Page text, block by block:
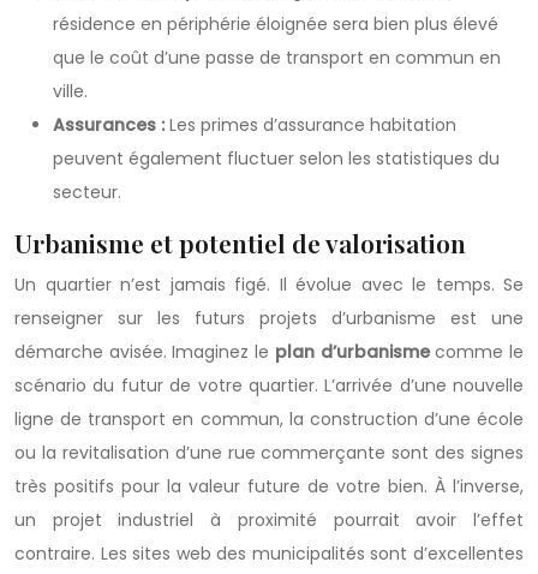
résidence en périphérie éloignée sera bien plus élevé
que le coût d’une passe de transport en commun en
ville.
Assurances : Les primes d’assurance habitation
peuvent également fluctuer selon les statistiques du
secteur.
Urbanisme et potentiel de valorisation
Un quartier n’est jamais figé. Il évolue avec le temps. Se
renseigner sur les futurs projets d’urbanisme est une
démarche avisée. Imaginez le plan d’urbanismecomme le
scénario du futur de votre quartier. L’arrivée d’une nouvelle
ligne de transport en commun, la construction d’une école
ou la revitalisation d’une rue commerçante sont des signes
très positifs pour la valeur future de votre bien. À l’inverse,
un projet industriel à proximité pourrait avoir l’effet
contraire. Les sites web des municipalités sont d’excellentes